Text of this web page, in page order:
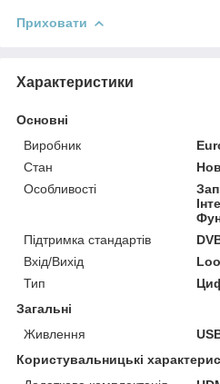
Приховати
Характеристики
Основні
Виробник
Стан
Особливості
Підтримка стандартів
Вхід/Вихід
Тип
Загальні
Живлення
Користувальницькі